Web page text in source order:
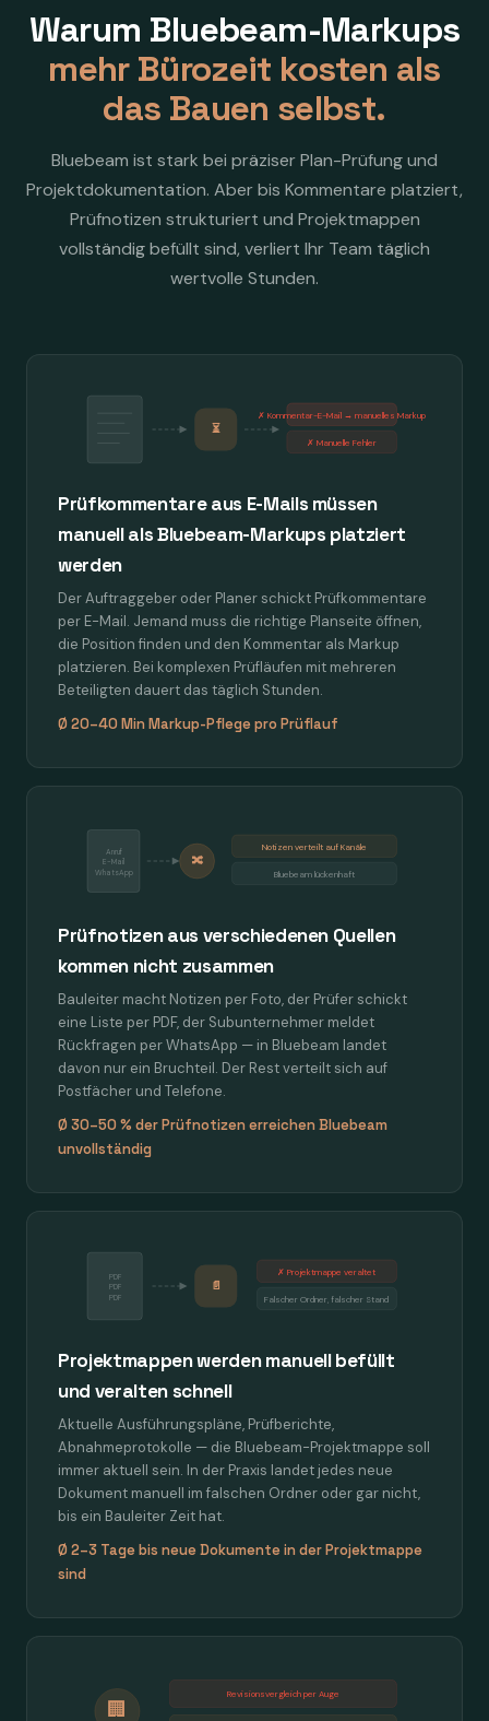
Warum Bluebeam-Markups
mehr Bürozeit kosten als
das Bauen selbst.
Bluebeam ist stark bei präziser Plan-Prüfung und
Projektdokumentation. Aber bis Kommentare platziert,
Prüfnotizen strukturiert und Projektmappen
vollständig befüllt sind, verliert Ihr Team täglich
wertvolle Stunden.
⏳
✗ Kommentar-E-Mail → manuelles Markup
✗ Manuelle Fehler
Prüfkommentare aus E-Mails müssen
manuell als Bluebeam-Markups platziert
werden
Der Auftraggeber oder Planer schickt Prüfkommentare
per E-Mail. Jemand muss die richtige Planseite öffnen,
die Position finden und den Kommentar als Markup
platzieren. Bei komplexen Prüfläufen mit mehreren
Beteiligten dauert das täglich Stunden.
Ø 20–40 Min Markup-Pflege pro Prüflauf
Anruf
E-Mail
WhatsApp
🔀
Notizen verteilt auf Kanäle
Bluebeam lückenhaft
Prüfnotizen aus verschiedenen Quellen
kommen nicht zusammen
Bauleiter macht Notizen per Foto, der Prüfer schickt
eine Liste per PDF, der Subunternehmer meldet
Rückfragen per WhatsApp — in Bluebeam landet
davon nur ein Bruchteil. Der Rest verteilt sich auf
Postfächer und Telefone.
Ø 30–50 % der Prüfnotizen erreichen Bluebeam
unvollständig
PDF
PDF
PDF
📄
✗ Projektmappe veraltet
Falscher Ordner, falscher Stand
Projektmappen werden manuell befüllt
und veralten schnell
Aktuelle Ausführungspläne, Prüfberichte,
Abnahmeprotokolle — die Bluebeam-Projektmappe soll
immer aktuell sein. In der Praxis landet jedes neue
Dokument manuell im falschen Ordner oder gar nicht,
bis ein Bauleiter Zeit hat.
Ø 2–3 Tage bis neue Dokumente in der Projektmappe
sind
🏢
Revisionsvergleich per Auge